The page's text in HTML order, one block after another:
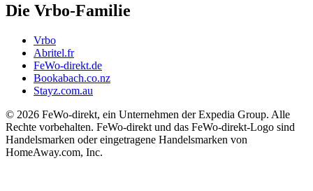
Die Vrbo-Familie
Vrbo
Abritel.fr
FeWo-direkt.de
Bookabach.co.nz
Stayz.com.au
© 2026 FeWo-direkt, ein Unternehmen der Expedia Group. Alle
Rechte vorbehalten. FeWo-direkt und das FeWo-direkt-Logo sind
Handelsmarken oder eingetragene Handelsmarken von
HomeAway.com, Inc.